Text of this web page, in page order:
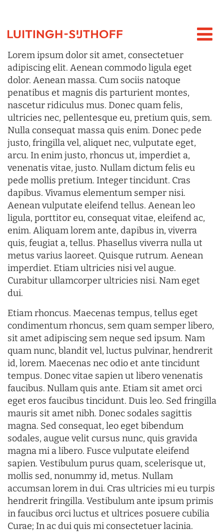
Lorem ipsum dolor sit amet, consectetuer
adipiscing elit. Aenean commodo ligula eget
dolor. Aenean massa. Cum sociis natoque
penatibus et magnis dis parturient montes,
nascetur ridiculus mus. Donec quam felis,
ultricies nec, pellentesque eu, pretium quis, sem.
Nulla consequat massa quis enim. Donec pede
justo, fringilla vel, aliquet nec, vulputate eget,
arcu. In enim justo, rhoncus ut, imperdiet a,
venenatis vitae, justo. Nullam dictum felis eu
pede mollis pretium. Integer tincidunt. Cras
dapibus. Vivamus elementum semper nisi.
Aenean vulputate eleifend tellus. Aenean leo
ligula, porttitor eu, consequat vitae, eleifend ac,
enim. Aliquam lorem ante, dapibus in, viverra
quis, feugiat a, tellus. Phasellus viverra nulla ut
metus varius laoreet. Quisque rutrum. Aenean
imperdiet. Etiam ultricies nisi vel augue.
Curabitur ullamcorper ultricies nisi. Nam eget
dui.
Etiam rhoncus. Maecenas tempus, tellus eget
condimentum rhoncus, sem quam semper libero,
sit amet adipiscing sem neque sed ipsum. Nam
quam nunc, blandit vel, luctus pulvinar, hendrerit
id, lorem. Maecenas nec odio et ante tincidunt
tempus. Donec vitae sapien ut libero venenatis
faucibus. Nullam quis ante. Etiam sit amet orci
eget eros faucibus tincidunt. Duis leo. Sed fringilla
mauris sit amet nibh. Donec sodales sagittis
magna. Sed consequat, leo eget bibendum
sodales, augue velit cursus nunc, quis gravida
magna mi a libero. Fusce vulputate eleifend
sapien. Vestibulum purus quam, scelerisque ut,
mollis sed, nonummy id, metus. Nullam
accumsan lorem in dui. Cras ultricies mi eu turpis
hendrerit fringilla. Vestibulum ante ipsum primis
in faucibus orci luctus et ultrices posuere cubilia
Curae; In ac dui quis mi consectetuer lacinia.